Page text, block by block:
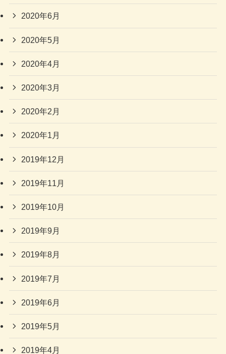
2020年6月
2020年5月
2020年4月
2020年3月
2020年2月
2020年1月
2019年12月
2019年11月
2019年10月
2019年9月
2019年8月
2019年7月
2019年6月
2019年5月
2019年4月